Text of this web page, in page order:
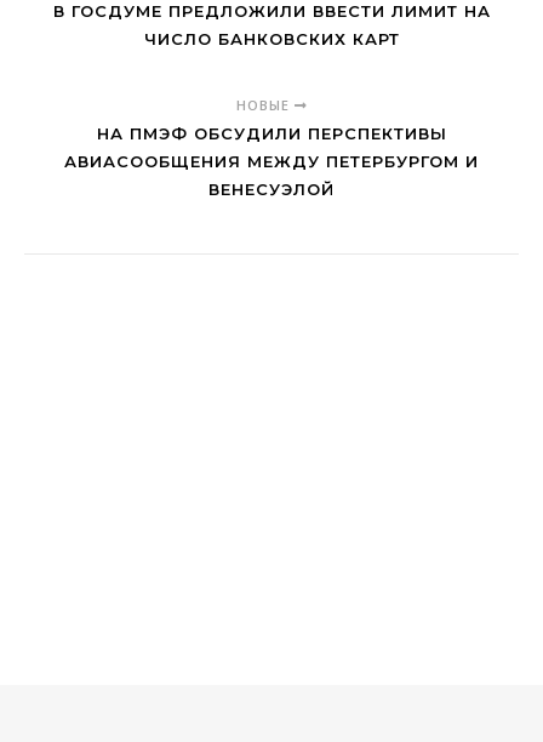
В ГОСДУМЕ ПРЕДЛОЖИЛИ ВВЕСТИ ЛИМИТ НА
ЧИСЛО БАНКОВСКИХ КАРТ
НОВЫЕ
НА ПМЭФ ОБСУДИЛИ ПЕРСПЕКТИВЫ
АВИАСООБЩЕНИЯ МЕЖДУ ПЕТЕРБУРГОМ И
ВЕНЕСУЭЛОЙ